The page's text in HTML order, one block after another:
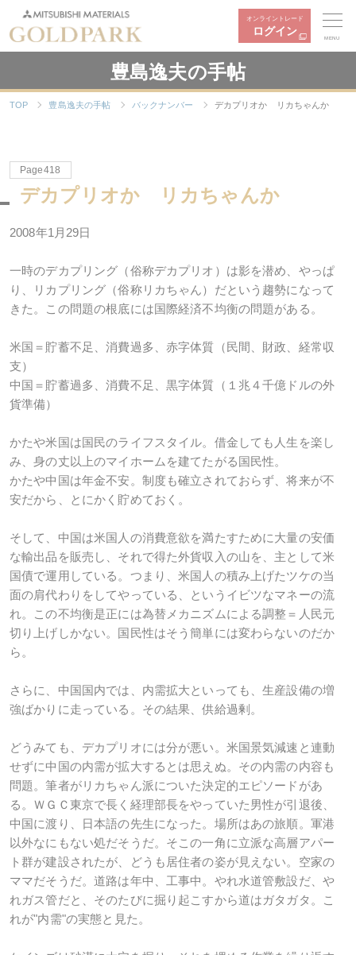
オンライントレード
ログイン
MENU
豊島逸夫の手帖
TOP 豊島逸夫の手帖 バックナンバー デカプリオか リカちゃんか
Page418
デカプリオか リカちゃんか
2008年1月29日
一時のデカプリング（俗称デカプリオ）は影を潜め、やっぱ
り、リカプリング（俗称リカちゃん）だという趨勢になって
きた。この問題の根底には国際経済不均衡の問題がある。
米国＝貯蓄不足、消費過多、赤字体質（民間、財政、経常収
支）
中国＝貯蓄過多、消費不足、黒字体質（１兆４千億ドルの外
貨準備）
かたや米国は国民のライフスタイル。借金しても人生を楽し
み、身の丈以上のマイホームを建てたがる国民性。
かたや中国は年金不安。制度も確立されておらず、将来が不
安だから、とにかく貯めておく。
そして、中国は米国人の消費意欲を満たすために大量の安価
な輸出品を販売し、それで得た外貨収入の山を、主として米
国債で運用している。つまり、米国人の積み上げたツケの当
面の肩代わりをしてやっている、というイビツなマネーの流
れ。この不均衡是正には為替メカニズムによる調整＝人民元
切り上げしかない。国民性はそう簡単には変わらないのだか
ら。
さらに、中国国内では、内需拡大といっても、生産設備の増
強ばかりに走っている。その結果、供給過剰。
どうみても、デカプリオには分が悪い。米国景気減速と連動
せずに中国の内需が拡大するとは思えぬ。その内需の内容も
問題。筆者がリカちゃん派についた決定的エピソードがあ
る。ＷＧＣ東京で長く経理部長をやっていた男性が引退後、
中国に渡り、日本語の先生になった。場所はあの旅順。軍港
以外なにもない処だそうだ。そこの一角に立派な高層アパー
ト群が建設されたが、どうも居住者の姿が見えない。空家の
ママだそうだ。道路は年中、工事中。やれ水道管敷設だ、や
れガス管だと、そのたびに掘り起こすから道はガタガタ。こ
れが"内需"の実態と見た。